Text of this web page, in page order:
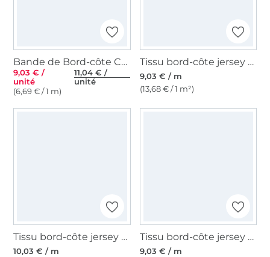
Bande de Bord-côte Cuff Uni Poppy, noir
9,03 € /
unité
11,04 € /
unité
(6,69 € / 1 m)
Tissu bord-côte jersey tubulaire lisse, moutarde
9,03 € / m
(13,68 € / 1 m²)
Tissu bord-côte jersey tubulaire à rayures Emma, marron
10,03 € / m
Tissu bord-côte jersey tubulaire lisse, baie clair
9,03 € / m